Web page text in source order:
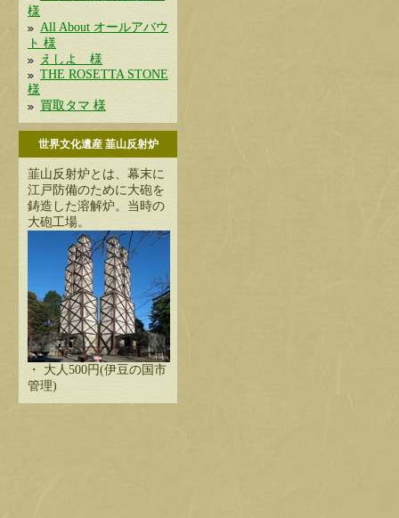
様
All About オールアバウ
ト 様
えしよ 様
THE ROSETTA STONE
様
買取タマ 様
世界文化遺産 韮山反射炉
韮山反射炉とは、幕末に
江戸防備のために大砲を
鋳造した溶解炉。当時の
大砲工場。
・ 大人500円(伊豆の国市
管理)